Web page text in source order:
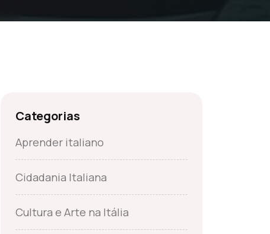
Categorias
Aprender italiano
Cidadania Italiana
Cultura e Arte na Itália